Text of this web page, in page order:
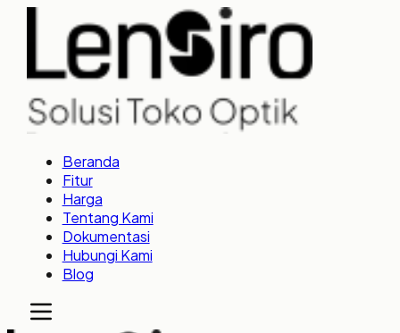
Beranda
Fitur
Harga
Tentang Kami
Dokumentasi
Hubungi Kami
Blog